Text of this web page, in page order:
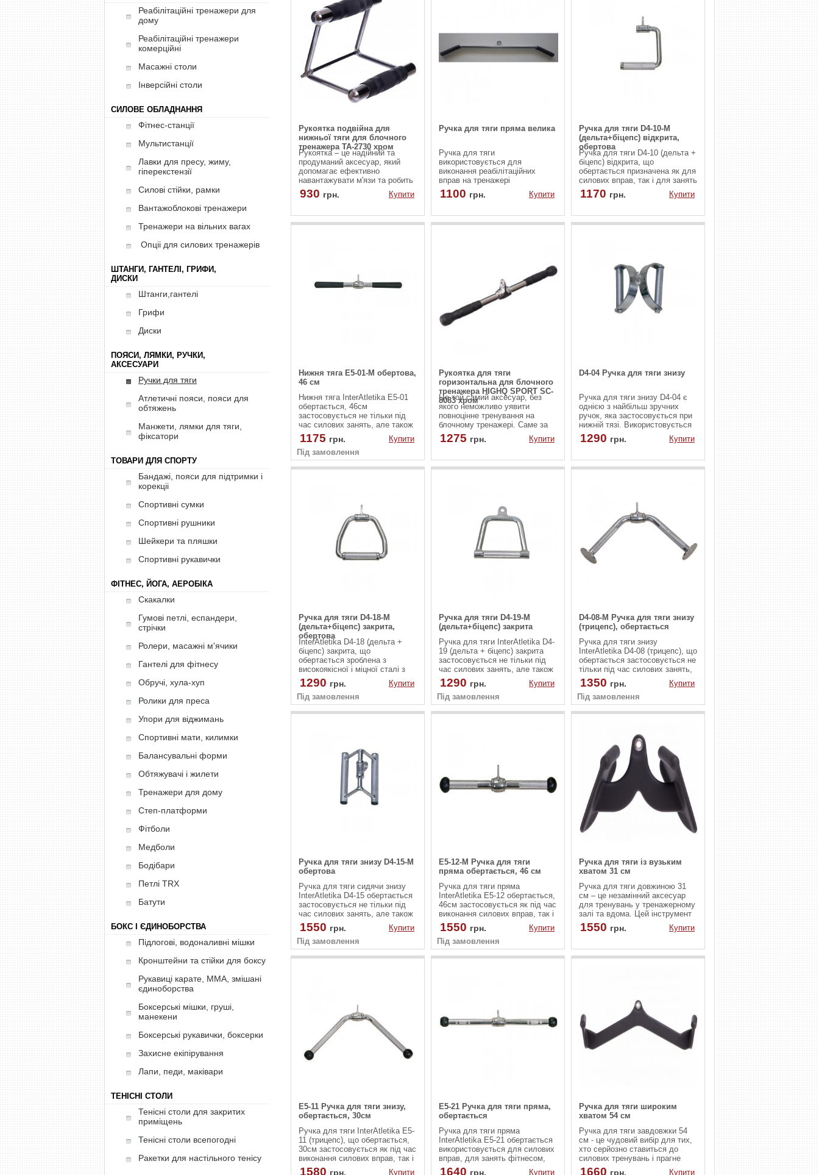
Реабілітаційні тренажери для
дому
Реабілітаційні тренажери
комерційні
Масажні столи
Інверсійні столи
СИЛОВЕ ОБЛАДНАННЯ
Фітнес-станції
Мультистанції
Лавки для пресу, жиму,
гіперекстензії
Силові стійки, рамки
Вантажоблокові тренажери
Тренажери на вільних вагах
Опціі для силових тренажерів
ШТАНГИ, ГАНТЕЛІ, ГРИФИ,
ДИСКИ
Штанги,гантелі
Грифи
Диски
ПОЯСИ, ЛЯМКИ, РУЧКИ,
АКСЕСУАРИ
Ручки для тяги
Атлетичні пояси, пояси для
обтяжень
Манжети, лямки для тяги,
фіксатори
ТОВАРИ ДЛЯ СПОРТУ
Бандажі, пояси для підтримки і
корекціі
Спортивні сумки
Спортивні рушники
Шейкери та пляшки
Спортивні рукавички
ФІТНЕС, ЙОГА, АЕРОБІКА
Скакалки
Гумові петлі, еспандери,
стрічки
Ролери, масажні м'ячики
Гантелі для фітнесу
Обручі, хула-хуп
Ролики для преса
Упори для віджимань
Спортивні мати, килимки
Балансувальні форми
Обтяжувачі і жилети
Тренажери для дому
Степ-платформи
Фітболи
Медболи
Бодібари
Петлі TRX
Батути
БОКС І ЄДИНОБОРСТВА
Підлогові, водоналивні мішки
Кронштейни та стійки для боксу
Рукавиці карате, ММА, змішані
єдиноборства
Боксерські мішки, груші,
манекени
Боксерські рукавички, боксерки
Захисне екіпірування
Лапи, педи, маківари
ТЕНІСНІ СТОЛИ
Тенісні столи для закритих
приміщень
Тенісні столи всепогодні
Ракетки для настільного тенісу
траєкторію руху та збільшуючи
амплітуду. Це особливо
актуально для спортсменів, які
прагнуть симетричного
опрацювання м'язів, а також
для тих, хто хоче підвищити
ефективність тренування без
Рукоятка подвійна для
нижньої тяги для блочного
тренажера TA-2730 хром
Рукоятка – це надійний та
продуманий аксесуар, який
допомагає ефективно
навантажувати м'язи та робить
вправи максимально
комфортними. Вузький
м'язи спини з особливою
точністю, допомагаючи
внутрішні частини найширших і
створюється бажаний V-
930 грн. Купити
Ручка для тяги пряма велика
Ручка для тяги
використовується для
виконання реабілітаційних
вправ на тренажері
Бубновського. В основному
застосовується для тяги з
зміцнити найширші м'язи спини,
трапеції і дельтовидних м'язів
1100 грн. Купити
Ручка для тяги D4-10-M
(дельта+біцепс) відкрита,
обертова
Ручка для тяги D4-10 (дельта +
біцепс) відкрита, що
обертається призначена як для
силових вправ, так і для занять
фізкультурою і аеробікою.
Спортивне устаткування надає
на біцепс і на дельту.
1170 грн. Купити
Нижня тяга E5-01-M обертова,
46 см
Нижня тяга InterAtletika Е5-01
обертається, 46см
застосовується не тільки під
час силових занять, але також
і для фізкультури, або
аеробіки. Для надійного і
міцного хвата ручки
обрезиненного. Це забезпечить
зручну і комфортну
Під замовлення
1175 грн. Купити
Рукоятка для тяги
горизонтальна для блочного
тренажера HIGHQ SPORT SC-
8083 хром
Це той самий аксесуар, без
якого неможливо уявити
повноцінне тренування на
блочному тренажері. Саме за
допомогою прямої рукояті
виконуються класичні вправи
та розгинання на нижньому та
верхньому блоці. Але її
1275 грн. Купити
D4-04 Ручка для тяги знизу
Ручка для тяги знизу D4-04 є
однією з найбільш зручних
ручок, яка застосовується при
нижній тязі. Використовується
не тільки під час силових
занять, але також і для
Матеріал, що використаний
для ручки, високоякісний і
1290 грн. Купити
Ручка для тяги D4-18-M
(дельта+біцепс) закрита,
обертова
InterAtletika D4-18 (дельта +
біцепс) закрита, що
обертається зроблена з
високоякісної і міцної сталі з
покриттям проти іржі. Вона
застосовується не тільки під
час силових занять, але також
і для фізкультури, або
аеробіки. Конструкція має
Під замовлення
1290 грн. Купити
Ручка для тяги D4-19-M
(дельта+біцепс) закрита
Ручка для тяги InterAtletika D4-
19 (дельта + біцепс) закрита
застосовується не тільки під
час силових занять, але також
і для фізкультури, або
аеробіки. Вона зроблена з
високоякісної і міцної сталі з
покриттям проти іржі.
Під замовлення
1290 грн. Купити
D4-08-М Ручка для тяги знизу
(трицепс), обертається
Ручка для тяги знизу
InterAtletika D4-08 (трицепс), що
обертається застосовується не
тільки під час силових занять,
але також і для фізкультури,
або аеробіки. Конструкція має
вигнуту форму. Для надійного і
міцного хвата на ручках є
насічки. Це забезпечить зручну
якості основи для конструкції
використана високоякісна
сталь. Є покриття проти іржі.
Під замовлення
1350 грн. Купити
Ручка для тяги знизу D4-15-M
обертова
Ручка для тяги сидячи знизу
InterAtletika D4-15 обертається
застосовується не тільки під
час силових занять, але також
і для фізкультури, або
аеробіки. Конструкція має
подвійну форму. Вона
застосовується під час тяги
сидячи знизу. Присутня
Під замовлення
1550 грн. Купити
E5-12-M Ручка для тяги
пряма обертається, 46 см
Ручка для тяги пряма
InterAtletika Е5-12 обертається,
46см застосовується як під час
виконання силових вправ, так і
при заняттях фітнесом, або
фізкультурою. Є можливість
обертання. Довжина ручки
становить 46 сантиметрів.
Форма ручки пряма, а на кінцях
Під замовлення
1550 грн. Купити
Ручка для тяги із вузьким
хватом 31 см
Ручка для тяги довжиною 31
см – це незамінний аксесуар
для тренувань у тренажерному
залі та вдома. Цей інструмент
спеціально розроблений для
виконання різноманітних тяг,
опрацьовувати м'язи спини,
плечей та рук. Завдяки своїй
1550 грн. Купити
E5-11 Ручка для тяги знизу,
обертається, 30см
Ручка для тяги InterAtletika Е5-
11 (трицепс), що обертається,
30см застосовується як під час
виконання силових вправ, так і
при заняттях фітнесом, або
1580 грн. Купити
E5-21 Ручка для тяги пряма,
обертається
Ручка для тяги пряма
InterAtletika Е5-21 обертається
використовується для силових
вправ, для занять фітнесом,
або ж фізкультурою.
1640 грн. Купити
Ручка для тяги широким
хватом 54 см
Ручка для тяги завдовжки 54
см - це чудовий вибір для тих,
хто серйозно ставиться до
силових тренувань і прагне
максимальних результатів. Цей
1660 грн. Купити